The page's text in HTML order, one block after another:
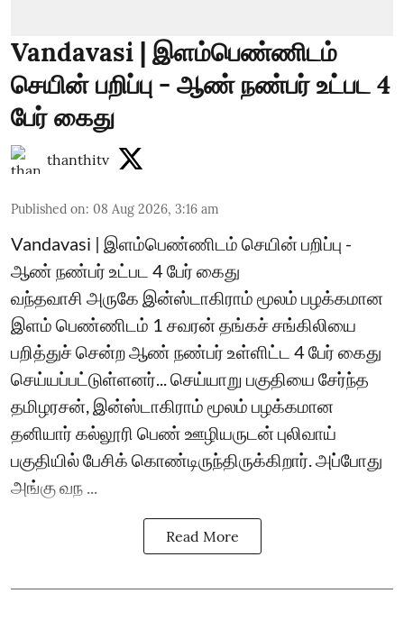
Vandavasi | இளம்பெண்ணிடம்
செயின் பறிப்பு - ஆண் நண்பர் உட்பட 4
பேர் கைது
thanthitv
Published on: 08 Aug 2026, 3:16 am
Vandavasi | இளம்பெண்ணிடம் செயின் பறிப்பு -
ஆண் நண்பர் உட்பட 4 பேர் கைது
வந்தவாசி அருகே இன்ஸ்டாகிராம் மூலம் பழக்கமான
இளம் பெண்ணிடம் 1 சவரன் தங்கச் சங்கிலியை
பறித்துச் சென்ற ஆண் நண்பர் உள்ளிட்ட 4 பேர் கைது
செய்யப்பட்டுள்ளனர்... செய்யாறு பகுதியை சேர்ந்த
தமிழரசன், இன்ஸ்டாகிராம் மூலம் பழக்கமான
தனியார் கல்லூரி பெண் ஊழியருடன் புலிவாய்
பகுதியில் பேசிக் கொண்டிருந்திருக்கிறார். அப்போது
அங்கு வந ...
Read More